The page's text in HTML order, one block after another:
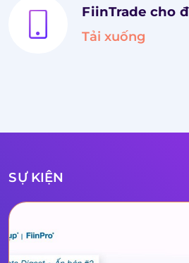
FiinTrade cho
Tải xuống
SỰ KIỆN